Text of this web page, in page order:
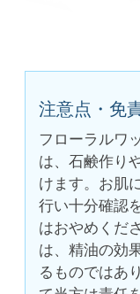
注意点・免
フローラルワ
は、石鹸作り
けます。お肌
行い十分確認
はおやめくだ
は、精油の効
るものではあ